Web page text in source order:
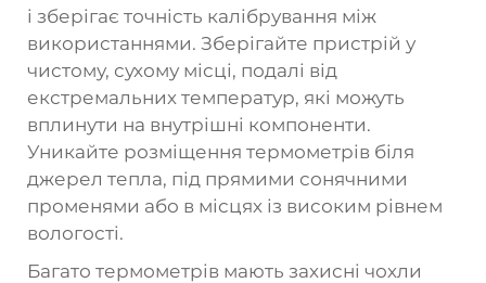
і зберігає точність калібрування між
використаннями. Зберігайте пристрій у
чистому, сухому місці, подалі від
екстремальних температур, які можуть
вплинути на внутрішні компоненти.
Уникайте розміщення термометрів біля
джерел тепла, під прямими сонячними
променями або в місцях із високим рівнем
вологості.
Багато термометрів мають захисні чохли